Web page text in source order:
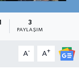
3
PAYLAŞIM
A- A+